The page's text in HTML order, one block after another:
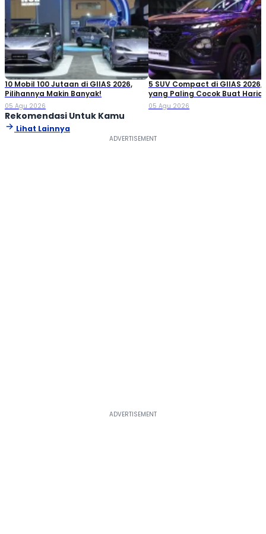
10 Mobil 100 Jutaan di GIIAS 2026,
Pilihannya Makin Banyak!
05 Agu 2026
5 SUV Compact di GIIAS 2026,
yang Paling Cocok Buat
05 Agu 2026
Rekomendasi Untuk Kamu
Lihat Lainnya